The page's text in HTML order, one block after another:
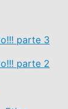
parte 3
parte 2